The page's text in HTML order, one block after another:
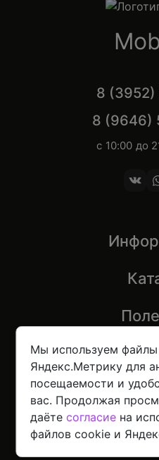
Мы используем
Яндекс.Метрику для
посещаемости и
вас. Продолжая
даётесогласие на
файлов cookie и
8
8 (9646)
с 10:00 до
© 2026 Mobinot —
Политика